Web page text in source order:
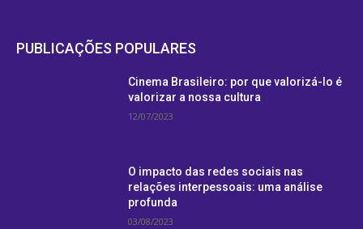
PUBLICAÇÕES POPULARES
Cinema Brasileiro: por que valorizá-lo é
valorizar a nossa cultura
12/07/2023
O impacto das redes sociais nas
relações interpessoais: uma análise
profunda
03/08/2023